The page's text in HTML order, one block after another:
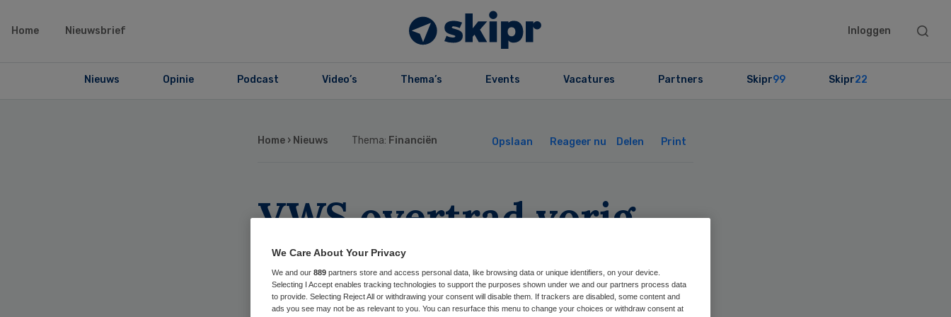
Home Nieuwsbrief Inloggen
Search
Nieuws Opinie Podcast Video’s Thema’s Events Vacatures Partners Skipr99 Skipr22
Home › Nieuws Thema: Financiën Opslaan Reageer nu Delen Print
VWS overtrad vorig
jaar weer
aanbestedingswet
We Care About Your Privacy
We and our 889 partners store and access personal data, like browsing data or unique identifiers, on your device.
Selecting I Accept enables tracking technologies to support the purposes shown under we and our partners process data
to provide. Selecting Reject All or withdrawing your consent will disable them. If trackers are disabled, some content and
ads you see may not be as relevant to you. You can resurface this menu to change your choices or withdraw consent at